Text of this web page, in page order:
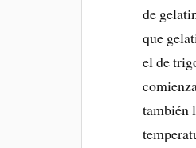
de
que
el de
también